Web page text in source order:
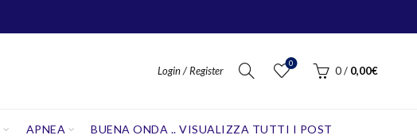
Login / Register
0
0 / 0,00€
APNEA BUENA ONDA .. VISUALIZZA TUTTI I POST